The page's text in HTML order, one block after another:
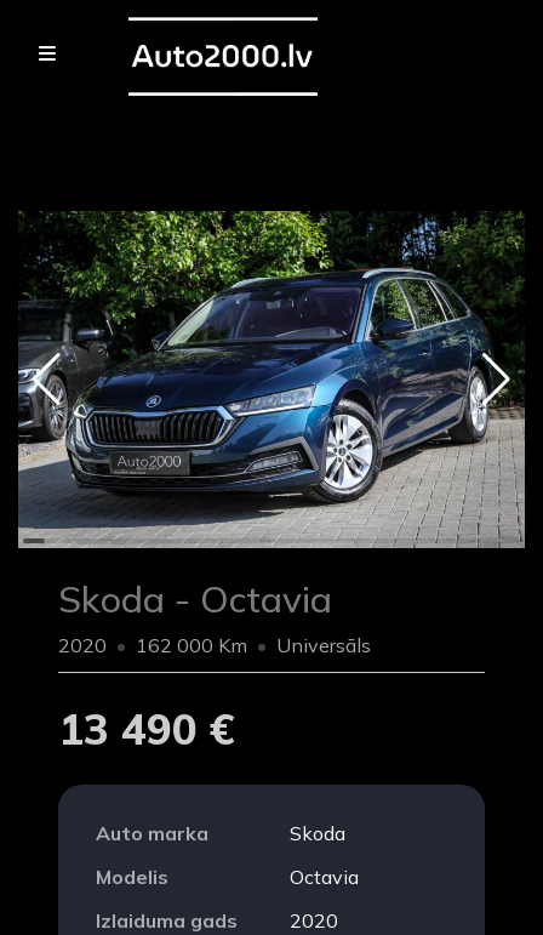
Skoda - Octavia
2020 162 000 Km Universāls
13 490 €
Auto marka
Skoda
Modelis
Octavia
Izlaiduma gads
2020